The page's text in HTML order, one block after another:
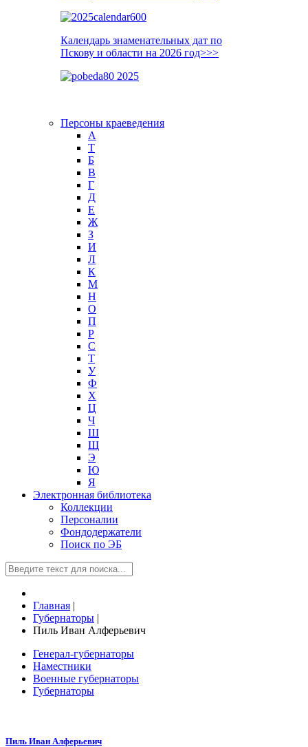
Календарь знаменательных дат по
Пскову и области на 2026 год>>>
Персоны краеведения
А
T
Б
В
Г
Д
Е
Ж
З
И
Л
К
М
Н
О
П
Р
С
Т
У
Ф
Х
Ц
Ч
Ш
Щ
Э
Ю
Я
Электронная библиотека
Коллекции
Персоналии
Фондодержатели
Поиск по ЭБ
Главная |
Губернаторы |
Пиль Иван Алферьевич
Генерал-губернаторы
Наместники
Военные губернаторы
Губернаторы
Пиль Иван Алферьевич